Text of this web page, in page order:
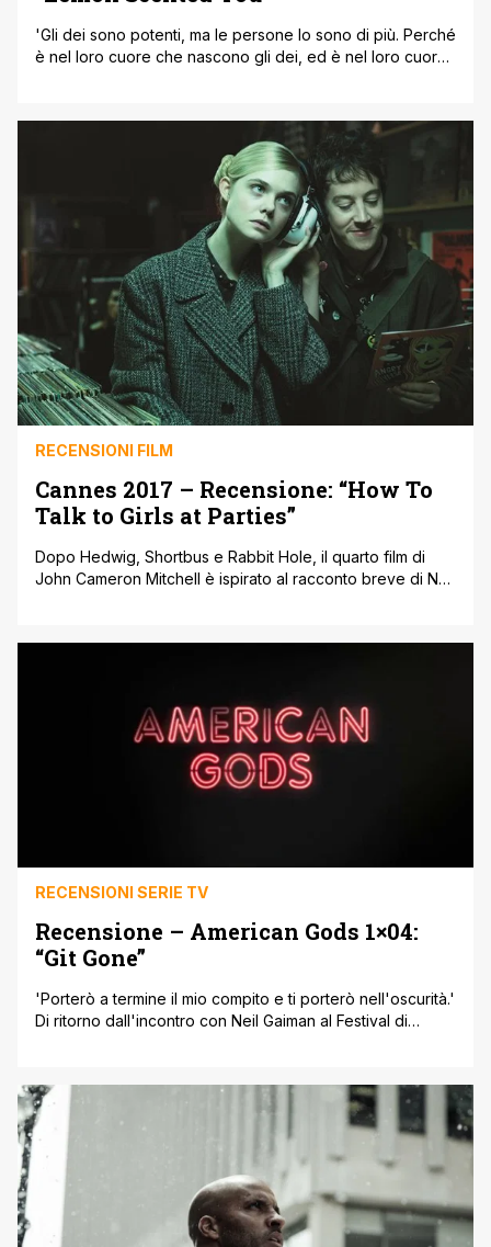
'Gli dei sono potenti, ma le persone lo sono di più. Perché
è nel loro cuore che nascono gli dei, ed è nel loro cuore
ci mostra finalmente il tanto atteso incontro (o meglio
rincontro) fra Shadow e la sua moglie defunta-ora-
RECENSIONI FILM
Cannes 2017 – Recensione: “How To
Talk to Girls at Parties”
Dopo Hedwig, Shortbus e Rabbit Hole, il quarto film di
John Cameron Mitchell è ispirato al racconto breve di Neil
ambientata nella scena punk di una Londra anni '70
RECENSIONI SERIE TV
Recensione – American Gods 1×04:
“Git Gone”
'Porterò a termine il mio compito e ti porterò nell'oscurità.'
Di ritorno dall'incontro con Neil Gaiman al Festival di
John Cameron Mitchell tratto dal racconto breve che
Gaiman ha incluso nella raccolta Cose Fragili: nelle
prossime ore pubblicheremo la [']